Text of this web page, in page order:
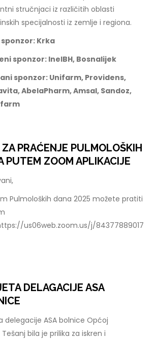
stručnjaci iz različitih oblasti
specijalnosti iz zemlje i regiona.
Krka
sponzor: InelBH, Bosnalijek
sponzor: Unifarm, Providens,
AbelaPharm, Amsal, Sandoz,
PRAĆENJE PULMOLOŠKIH
PUTEM ZOOM APLIKACIJE
Pulmoloških dana 2025 možete pratiti
us06web.zoom.us/j/84377889017
DELAGACIJE ASA
delegacije ASA bolnice Općoj
bila je prilika za iskren i